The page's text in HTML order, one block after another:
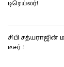
டிரெய்லர்!
சிபி
டீசர் !